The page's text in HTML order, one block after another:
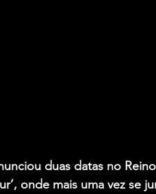
duas datas no
onde mais uma vez se